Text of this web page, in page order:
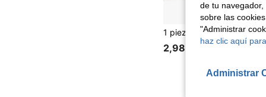
2,98€
de tu
sobre las
"Administrar
haz clic aquí
Administrar